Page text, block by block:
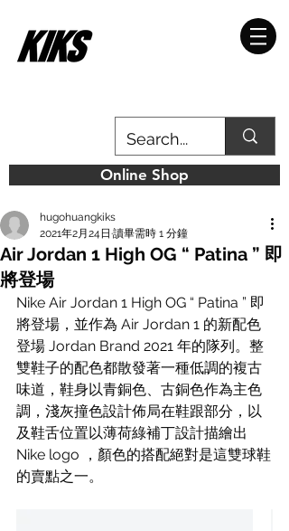
Online Shop
Air Jordan 1 High OG “ Patina ” 即
將登場
hugohuangkiks
2021年2月24日 讀畢需時 1 分鐘
Nike Air Jordan 1 High OG “ Patina ” 即
將登場，並作為 Air Jordan 1 的新配色
登場 Jordan Brand 2021 年的隊列。整
雙鞋子的配色都散發著一種低調的複古
味道，鞋身以青銅色、古銅色作為主色
調，淺灰撞色設計佈局在鞋跟部分，以
及鞋舌位置以薄荷綠補丁設計描繪出
Nike logo ，顏色的搭配絕對是這雙球鞋
的賣點之一。